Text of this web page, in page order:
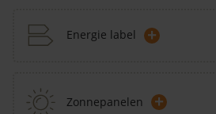
Energie label +
Zonnepanelen +